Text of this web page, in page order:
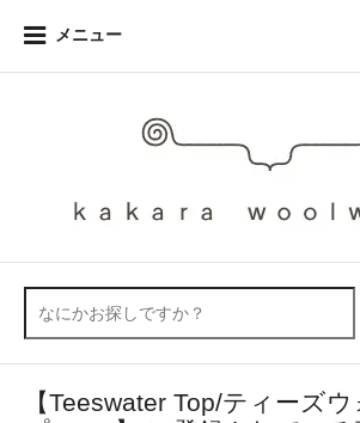
メニュー
【Teeswater Top/ティーズ